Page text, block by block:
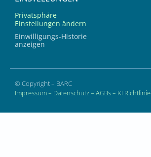
Privatsphäre
Einstellungen ändern
Einwilligungs-Historie
anzeigen
© Copyright – BARC
Impressum– Datenschutz– AGBs– KI Richtlinie